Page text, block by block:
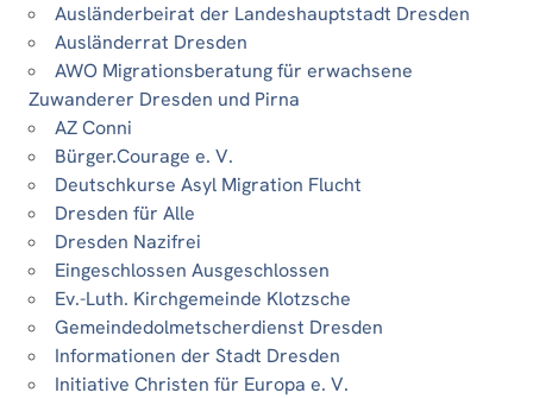
Ausländerbeirat der Landeshauptstadt Dresden
Ausländerrat Dresden
AWO Migrationsberatung für erwachsene
Zuwanderer Dresden und Pirna
AZ Conni
Bürger.Courage e. V.
Deutschkurse Asyl Migration Flucht
Dresden für Alle
Dresden Nazifrei
Eingeschlossen Ausgeschlossen
Ev.-Luth. Kirchgemeinde Klotzsche
Gemeindedolmetscherdienst Dresden
Informationen der Stadt Dresden
Initiative Christen für Europa e. V.